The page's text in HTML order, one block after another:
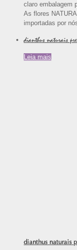
claro embalagem
As flores
importadas por
dianthus naturais
Leia mais
dianthus naturais